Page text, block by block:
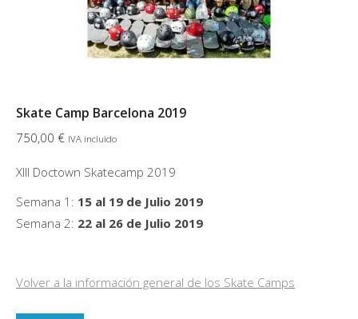
Skate Camp Barcelona 2019
750,00 € IVA incluido
XIII Doctown Skatecamp 2019
Semana 1: 15 al 19 de Julio 2019
Semana 2: 22 al 26 de Julio 2019
Volver a la información general de los Skate Camps